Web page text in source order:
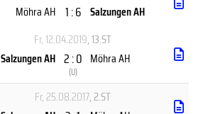
Möhra AH 1 : 6 Salzungen AH
Fr, 12.04.2019, 13.ST
Salzungen AH 2 : 0
(U)
Möhra AH
Fr, 25.08.2017, 2.ST